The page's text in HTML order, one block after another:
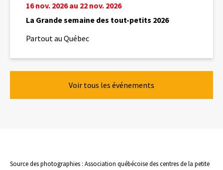
La Grande semaine des tout-petits 2026
16 nov. 2026 au 22 nov. 2026
Partout au Québec
Voir tous les événements
Source des photographies : Association québécoise des centres de la petite